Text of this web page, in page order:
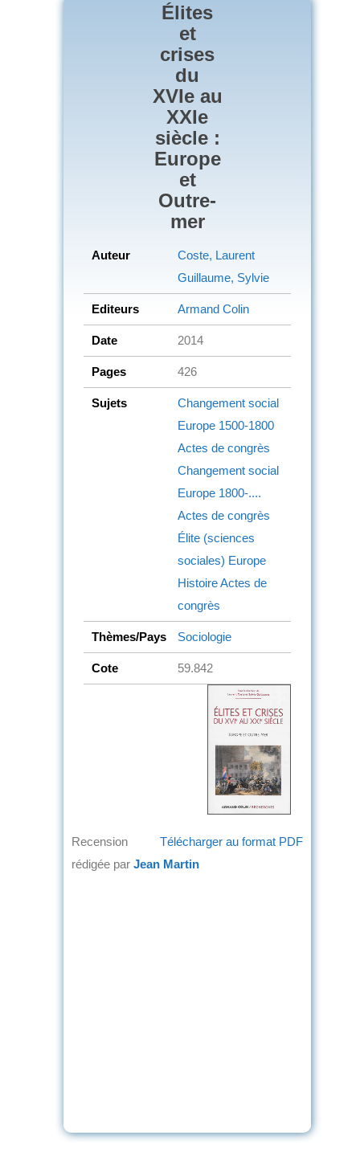
Élites
et
crises
du
XVIe au
XXIe
siècle :
Europe
et
Outre-
mer
Auteur
Coste, Laurent
Guillaume, Sylvie
Editeurs Armand Colin
Date 2014
Pages 426
Sujets
Changement social
Europe 1500-1800
Actes de congrès
Changement social
Europe 1800-....
Actes de congrès
Élite (sciences
sociales) Europe
HistoireActes de
congrès
Thèmes/Pays Sociologie
Cote 59.842
Télécharger au format PDF
Recension
rédigée par Jean Martin